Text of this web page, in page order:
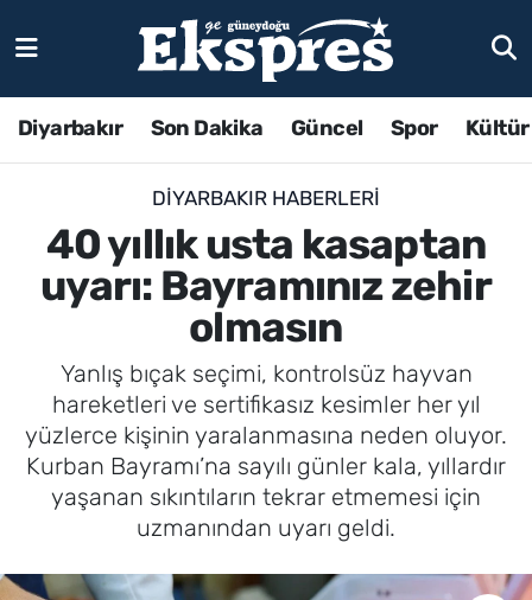
Diyarbakır Son Dakika Güncel Spor
DIYARBAKIR HABERLERI
40 yıllık usta kasaptan
uyarı: Bayramınız zehir
olmasın
Yanlış bıçak seçimi, kontrolsüz hayvan
hareketleri ve sertifikasız kesimler her yıl
yüzlerce kişinin yaralanmasına neden oluyor.
Kurban Bayramı’na sayılı günler kala, yıllardır
yaşanan sıkıntıların tekrar etmemesi için
uzmanından uyarı geldi.